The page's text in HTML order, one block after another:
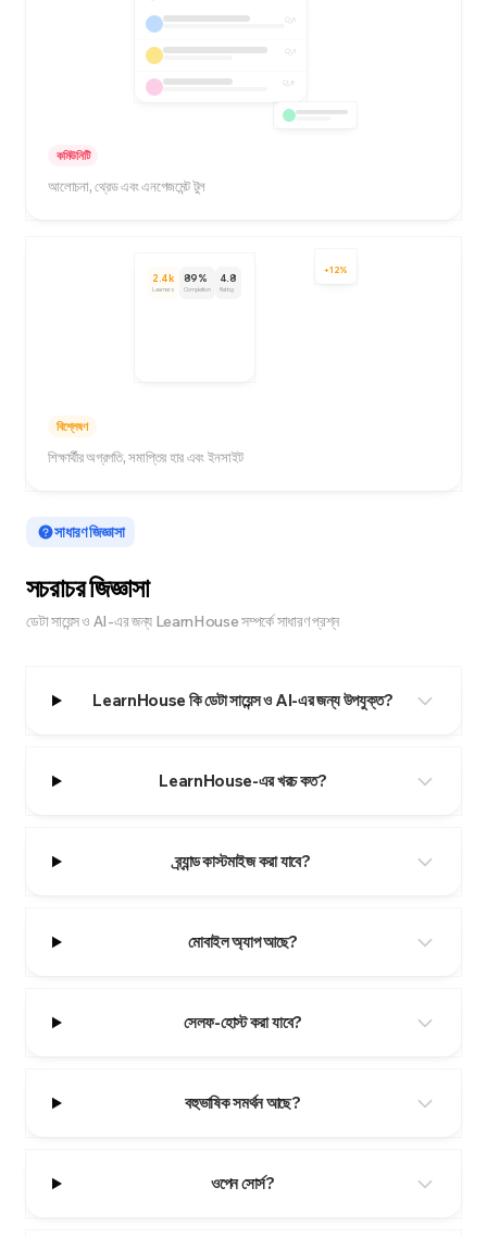
5
3
8
কমিউনিটি
আলোচনা, থ্রেড এবং এনগেজমেন্ট টুল
2.4k
Learners
89%
Completion
4.8
Rating
+12%
বিশ্লেষণ
শিক্ষার্থীর অগ্রগতি, সমাপ্তির হার এবং ইনসাইট
সাধারণ জিজ্ঞাসা
সচরাচর জিজ্ঞাসা
ডেটা সায়েন্স ও AI-এর জন্য LearnHouse সম্পর্কে সাধারণ প্রশ্ন
LearnHouse কি ডেটা সায়েন্স ও AI-এর জন্য উপযুক্ত?
LearnHouse-এর খরচ কত?
ব্র্যান্ড কাস্টমাইজ করা যাবে?
মোবাইল অ্যাপ আছে?
সেলফ-হোস্ট করা যাবে?
বহুভাষিক সমর্থন আছে?
ওপেন সোর্স?